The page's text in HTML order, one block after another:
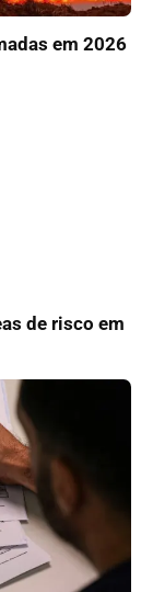
em 2026
de risco em